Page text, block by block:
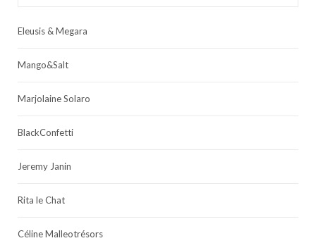
Eleusis & Megara
Mango&Salt
Marjolaine Solaro
BlackConfetti
Jeremy Janin
Rita le Chat
Céline Malleotrésors